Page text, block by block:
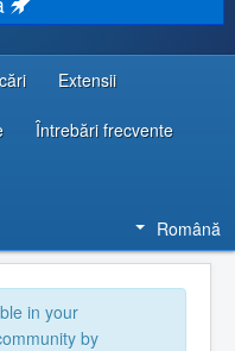
Extensii
Întrebări frecvente
Română
in your
by